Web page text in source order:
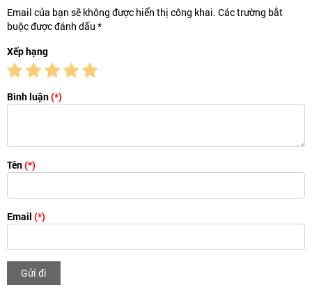
Email của bạn sẽ không được hiển thị công khai. Các trường bắt
buộc được đánh dấu *
Xếp hạng
Bình luận(*)
Tên(*)
Email (*)
Gửi đi